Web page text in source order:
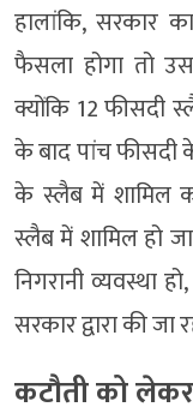
हालांकि, सरकार
फैसला होगा तो
क्योंकि 12 फीसदी
के बाद पांच फीसदी
के स्लैब में शामिल
स्लैब में शामिल हो
निगरानी व्यवस्था
सरकार द्वारा की जा
कटौती को